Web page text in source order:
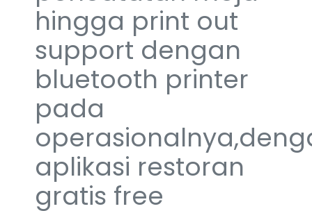
hingga print out
support dengan
bluetooth printer
pada
aplikasi restoran
gratis free